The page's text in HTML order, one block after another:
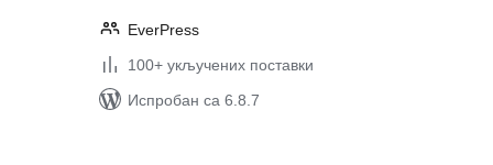
EverPress
100+ укључених поставки
Испробан са 6.8.7